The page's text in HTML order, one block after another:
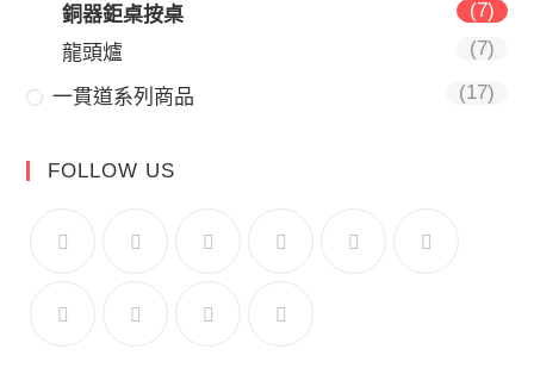
銅器鉅桌按桌
(7)
龍頭爐
(7)
一貫道系列商品 (17)
FOLLOW US